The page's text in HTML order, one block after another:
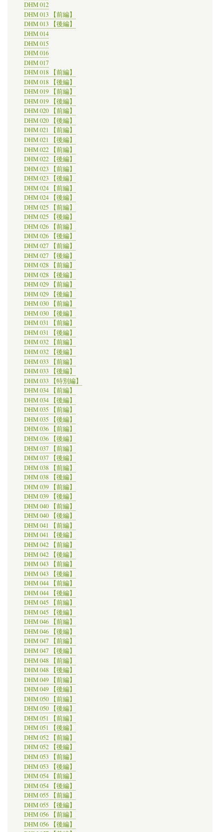
DHM 012
DHM 013 【前編】
DHM 013 【後編】
DHM 014
DHM 015
DHM 016
DHM 017
DHM 018 【前編】
DHM 018 【後編】
DHM 019 【前編】
DHM 019 【後編】
DHM 020 【前編】
DHM 020 【後編】
DHM 021 【前編】
DHM 021 【後編】
DHM 022 【前編】
DHM 022 【後編】
DHM 023 【前編】
DHM 023 【後編】
DHM 024 【前編】
DHM 024 【後編】
DHM 025 【前編】
DHM 025 【後編】
DHM 026 【前編】
DHM 026 【後編】
DHM 027 【前編】
DHM 027 【後編】
DHM 028 【前編】
DHM 028 【後編】
DHM 029 【前編】
DHM 029 【後編】
DHM 030 【前編】
DHM 030 【後編】
DHM 031 【前編】
DHM 031 【後編】
DHM 032 【前編】
DHM 032 【後編】
DHM 033 【前編】
DHM 033 【後編】
DHM 033 【特別編】
DHM 034 【前編】
DHM 034 【後編】
DHM 035 【前編】
DHM 035 【後編】
DHM 036 【前編】
DHM 036 【後編】
DHM 037 【前編】
DHM 037 【後編】
DHM 038 【前編】
DHM 038 【後編】
DHM 039 【前編】
DHM 039 【後編】
DHM 040 【前編】
DHM 040 【後編】
DHM 041 【前編】
DHM 041 【後編】
DHM 042 【前編】
DHM 042 【後編】
DHM 043 【前編】
DHM 043 【後編】
DHM 044 【前編】
DHM 044 【後編】
DHM 045 【前編】
DHM 045 【後編】
DHM 046 【前編】
DHM 046 【後編】
DHM 047 【前編】
DHM 047 【後編】
DHM 048 【前編】
DHM 048 【後編】
DHM 049 【前編】
DHM 049 【後編】
DHM 050 【前編】
DHM 050 【後編】
DHM 051 【前編】
DHM 051 【後編】
DHM 052 【前編】
DHM 052 【後編】
DHM 053 【前編】
DHM 053 【後編】
DHM 054 【前編】
DHM 054 【後編】
DHM 055 【前編】
DHM 055 【後編】
DHM 056 【前編】
DHM 056 【後編】